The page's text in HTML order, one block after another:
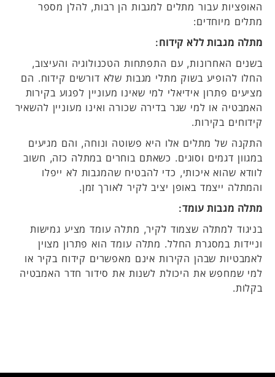
האופציות עבור מתלים למגבות הן רבות, להלן מספר
מתלים מיוחדים:
מתלה מגבות ללא קידוח:
בשנים האחרונות, עם התפתחות הטכנולוגיה והעיצוב,
החלו להופיע בשוק מתלי מגבות שלא דורשים קידוח. הם
מציעים פתרון אידיאלי למי שאינו מעוניין לפגוע בקירות
האמבטיה או למי שגר בדירה שכורה ואינו מעוניין להשאיר
קידוחים בקירות.
התקנה של מתלים אלו היא פשוטה ונוחה, והם מגיעים
במגוון דגמים וסוגים. כשאתם בוחרים במתלה כזה, חשוב
לוודא שהוא איכותי, כדי להבטיח שהמגבות לא ייפלו
והמתלה ייצמד באופן יציב לקיר לאורך זמן.
מתלה מגבות עומד:
בניגוד למתלה שצמוד לקיר, מתלה עומד מציע גמישות
וניידות במסגרת החלל. מתלה עומד הוא פתרון מצוין
לאמבטיות שבהן הקירות אינם מאפשרים קידוח בקיר או
למי שמחפש את היכולת לשנות את סידור חדר האמבטיה
בקלות.